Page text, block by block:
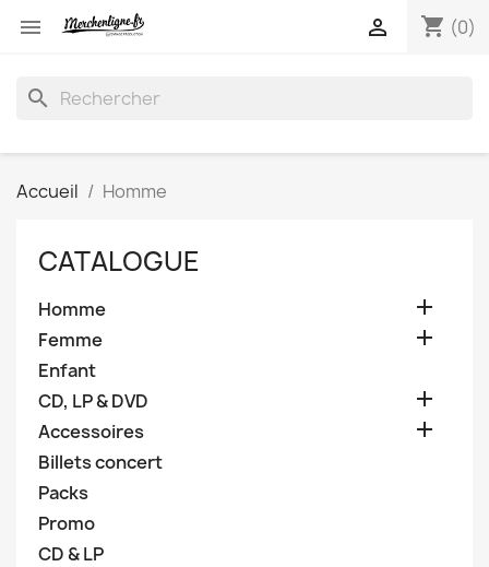
 shopping_cart (0)

search
Accueil Homme
CATALOGUE
Homme 
Femme 
Enfant
CD, LP & DVD

Accessoires 
Billets concert
Packs
Promo
CD & LP